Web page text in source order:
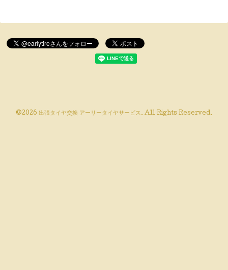
©2026 出張タイヤ交換 アーリータイヤサービス. All Rights Reserved.